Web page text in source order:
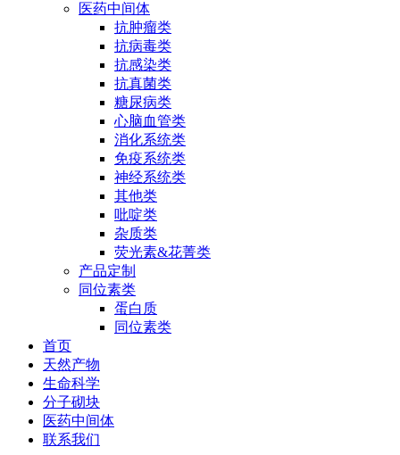
医药中间体
抗肿瘤类
抗病毒类
抗感染类
抗真菌类
糖尿病类
心脑血管类
消化系统类
免疫系统类
神经系统类
其他类
吡啶类
杂质类
荧光素&花菁类
产品定制
同位素类
蛋白质
同位素类
首页
天然产物
生命科学
分子砌块
医药中间体
联系我们